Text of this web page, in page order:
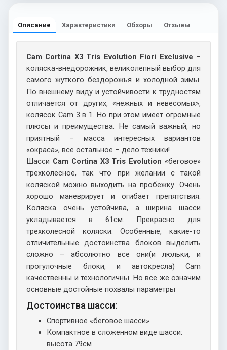
Описание Характеристики Обзоры Отзывы
Cam Cortina X3 Tris Evolution Fiori Exclusive –
коляска-внедорожник, великолепный выбор для
самого жуткого бездорожья и холодной зимы.
По внешнему виду и устойчивости к трудностям
отличается от других, «нежных и невесомых»,
колясок Cam 3 в 1. Но при этом имеет огромные
плюсы и преимущества. Не самый важный, но
приятный – масса интересных вариантов
«окраса», все остальное – дело техники!
Шасси Cam Cortina X3 Tris Evolution «беговое»
трехколесное, так что при желании с такой
коляской можно выходить на пробежку. Очень
хорошо маневрирует и огибает препятствия.
Коляска очень устойчива, а ширина шасси
укладывается в 61см. Прекрасно для
трехколесной коляски. Особенные, какие-то
отличительные достоинства блоков выделить
сложно – абсолютно все они(и люльки, и
прогулочные блоки, и автокресла) Cam
качественны и технологичны. Но все же означим
основные достойные похвалы параметры
Достоинства шасси:
Спортивное «беговое шасси»
Компактное в сложенном виде шасси:
высота 79см